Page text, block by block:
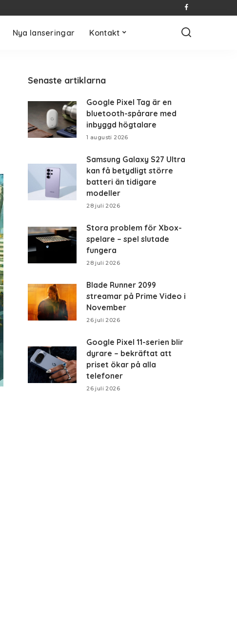
Nya lanseringar Kontakt
Senaste artiklarna
Google Pixel Tag är en
bluetooth-spårare med
inbyggd högtalare
1 augusti 2026
Samsung Galaxy S27 Ultra
kan få betydligt större
batteri än tidigare
modeller
28 juli 2026
Stora problem för Xbox-
spelare – spel slutade
fungera
28 juli 2026
Blade Runner 2099
streamar på Prime Video i
November
26 juli 2026
Google Pixel 11-serien blir
dyrare – bekräftat att
priset ökar på alla
telefoner
26 juli 2026